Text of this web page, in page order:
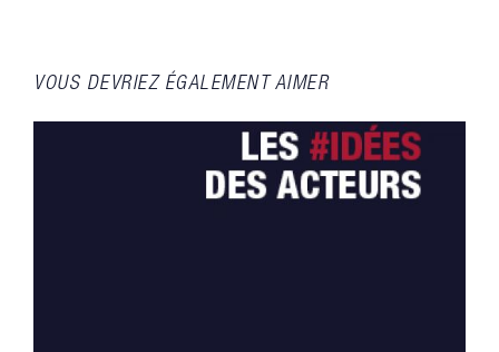
VOUS DEVRIEZ ÉGALEMENT AIMER